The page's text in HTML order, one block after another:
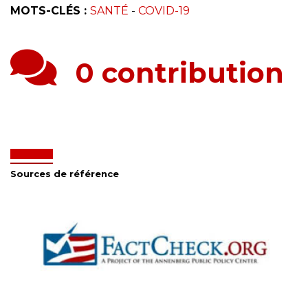
MOTS-CLÉS : SANTÉ - COVID-19
0 contribution
Sources de référence